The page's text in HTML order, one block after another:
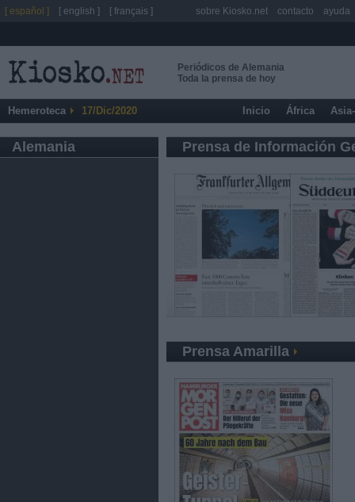
Periódicos de Alemania
Toda la prensa de hoy
Hemeroteca 17/Dic/2020 Inicio África
Alemania Prensa de Información
Prensa Amarilla
[ español ] [ english ] [ français ] sobre Kiosko.net contacto ayuda